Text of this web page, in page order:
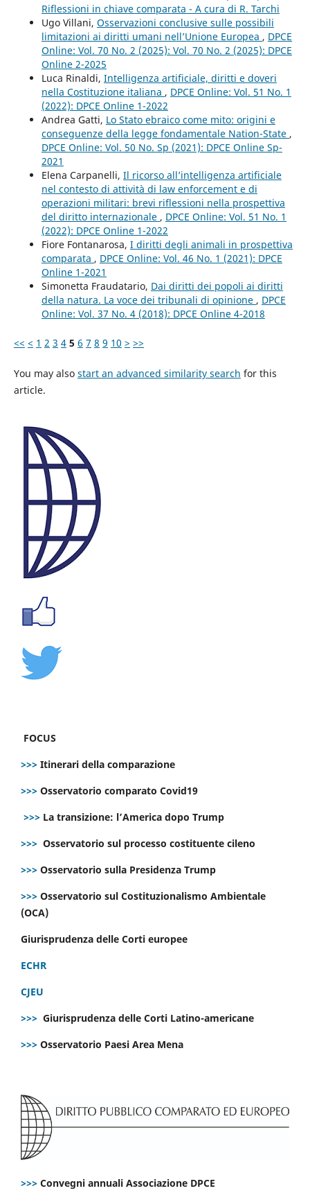
Riflessioni in chiave comparata - A cura di R. Tarchi
Ugo Villani, Osservazioni conclusive sulle possibili
limitazioni ai diritti umani nell’Unione Europea , DPCE
Online: Vol. 70 No. 2 (2025): Vol. 70 No. 2 (2025): DPCE
Online 2-2025
Luca Rinaldi, Intelligenza artificiale, diritti e doveri
nella Costituzione italiana , DPCE Online: Vol. 51 No. 1
(2022): DPCE Online 1-2022
Andrea Gatti, Lo Stato ebraico come mito: origini e
conseguenze della legge fondamentale Nation-State ,
DPCE Online: Vol. 50 No. Sp (2021): DPCE Online Sp-
2021
Elena Carpanelli, Il ricorso all’intelligenza artificiale
nel contesto di attività di law enforcement e di
operazioni militari: brevi riflessioni nella prospettiva
del diritto internazionale , DPCE Online: Vol. 51 No. 1
(2022): DPCE Online 1-2022
Fiore Fontanarosa, I diritti degli animali in prospettiva
comparata , DPCE Online: Vol. 46 No. 1 (2021): DPCE
Online 1-2021
Simonetta Fraudatario, Dai diritti dei popoli ai diritti
della natura. La voce dei tribunali di opinione , DPCE
Online: Vol. 37 No. 4 (2018): DPCE Online 4-2018
<< < 1 2 3 4 5 6 7 8 9 10 > >>
You may also start an advanced similarity search for this
article.
FOCUS
>>> Itinerari della comparazione
>>> Osservatorio comparato Covid19
>>> La transizione: l’America dopo Trump
>>> Osservatorio sul processo costituente cileno
>>> Osservatorio sulla Presidenza Trump
>>> Osservatorio sul Costituzionalismo Ambientale
(OCA)
Giurisprudenza delle Corti europee
ECHR
CJEU
>>> Giurisprudenza delle Corti Latino-americane
>>> Osservatorio Paesi Area Mena
>>> Convegni annuali Associazione DPCE